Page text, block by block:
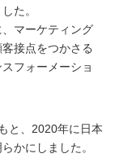
た。
マーケティング
接点をつかさる
フォーメーショ
と、2020年に日本
かにしました。